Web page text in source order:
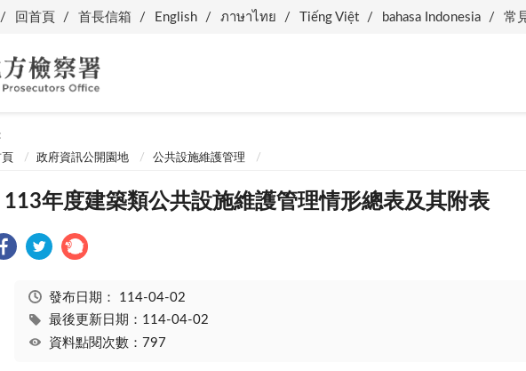
回首頁 首長信箱 English ภาษาไทย Tiếng Việt bahasa Indonesia 常
政府資訊公開園地 公共設施維護管理
113年度建築類公共設施維護管理情形總表及其附表
發布日期： 114-04-02
最後更新日期：114-04-02
資料點閱次數：797